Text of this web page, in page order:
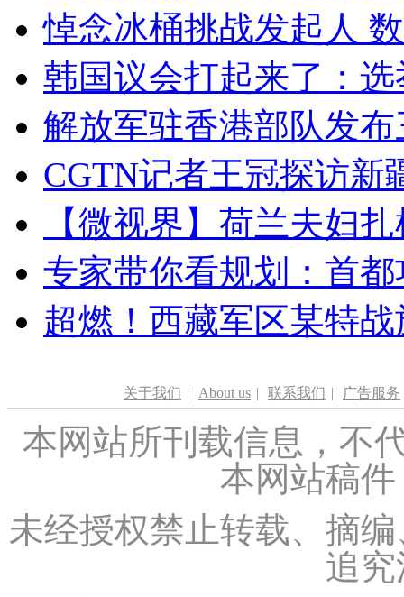
悼念冰桶挑战发起人
韩国议会打起来了：
解放军驻香港部队发
CGTN记者王冠探访新
【微视界】荷兰夫妇
专家带你看规划：首
超燃！西藏军区某特
关于我们 | About us | 联系我们 | 广告服务
本网站所刊载信息，不
本网站稿
未经授权禁止转载、摘
追